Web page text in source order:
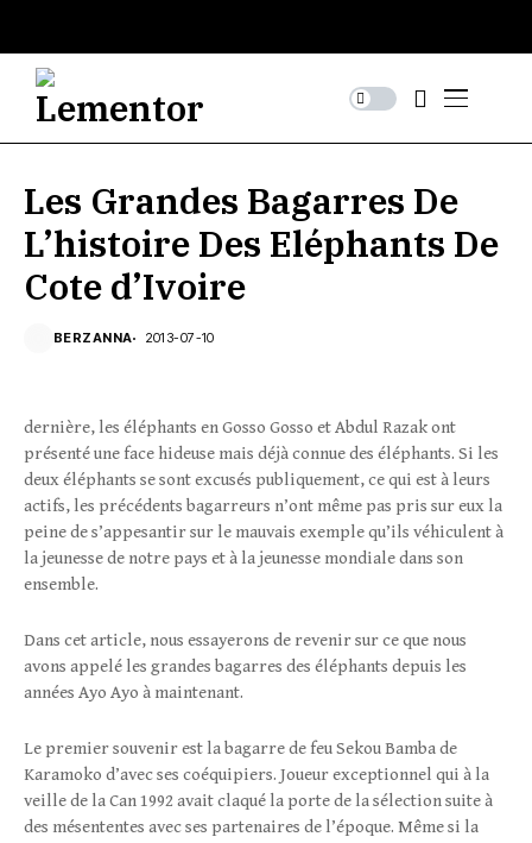
Les Grandes Bagarres De
L’histoire Des Eléphants De
Cote d’Ivoire
BERZANNA 2013-07-10
dernière, les éléphants en Gosso Gosso et Abdul Razak ont
présenté une face hideuse mais déjà connue des éléphants. Si les
deux éléphants se sont excusés publiquement, ce qui est à leurs
actifs, les précédents bagarreurs n’ont même pas pris sur eux la
peine de s’appesantir sur le mauvais exemple qu’ils véhiculent à
la jeunesse de notre pays et à la jeunesse mondiale dans son
ensemble.
Dans cet article, nous essayerons de revenir sur ce que nous
avons appelé les grandes bagarres des éléphants depuis les
années Ayo Ayo à maintenant.
Le premier souvenir est la bagarre de feu Sekou Bamba de
Karamoko d’avec ses coéquipiers. Joueur exceptionnel qui à la
veille de la Can 1992 avait claqué la porte de la sélection suite à
des mésententes avec ses partenaires de l’époque. Même si la